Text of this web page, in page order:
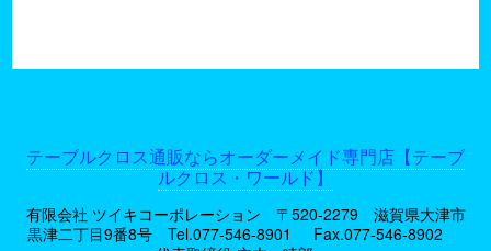
テーブルクロス通販ならオーダーメイド専門店【テーブ
ルクロス・ワールド】
有限会社 ツイキコーポレーション 〒520-2279 滋賀県大津市
黒津二丁目9番8号 Tel.077-546-8901
Fax.077-546-8902